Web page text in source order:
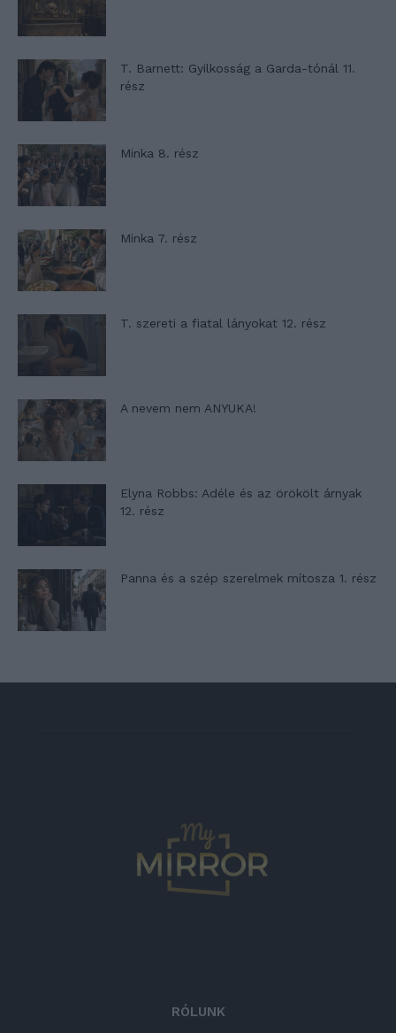
T. Barnett: Gyilkosság a Garda-tónál 11.
rész
Minka 8. rész
Minka 7. rész
T. szereti a fiatal lányokat 12. rész
A nevem nem ANYUKA!
Elyna Robbs: Adéle és az örökölt árnyak
12. rész
Panna és a szép szerelmek mítosza 1. rész
RÓLUNK